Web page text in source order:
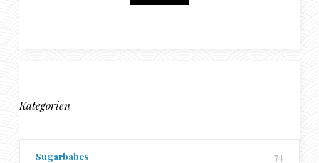
Kategorien
Sugarbabes 74